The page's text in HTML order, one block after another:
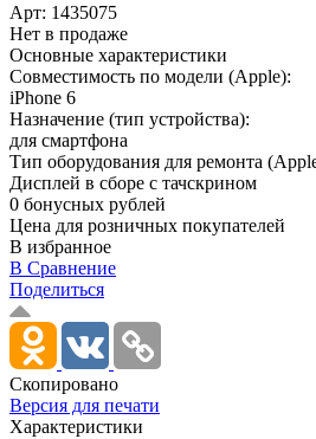
Арт: 1435075
Нет в продаже
Основные характеристики
Совместимость по модели (Apple):
iPhone 6
Назначение (тип устройства):
для смартфона
Тип оборудования для ремонта
Дисплей в сборе с тачскрином
0 бонусных рублей
Цена для розничных покупателей
В избранное
В Сравнение
Поделиться
Скопировано
Версия для печати
Характеристики